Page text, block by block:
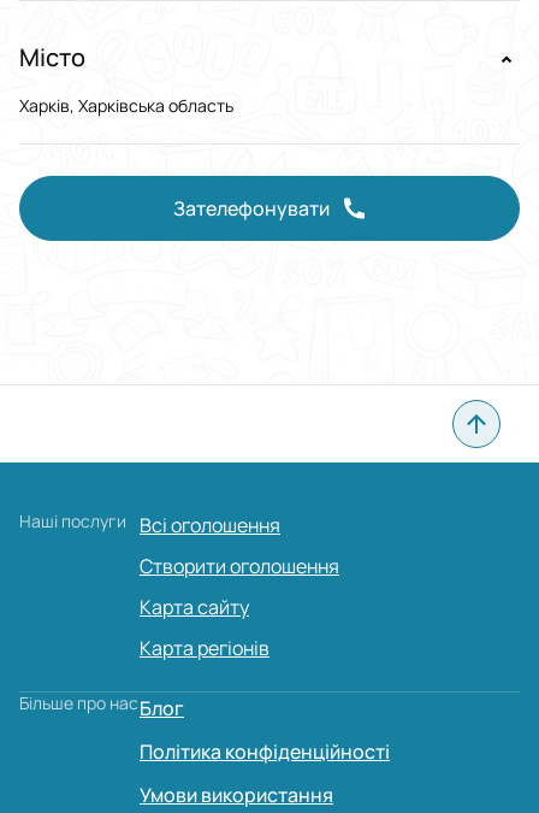
Місто
Харків, Харківська область
Зателефонувати
Наші послуги
Всі оголошення
Створити оголошення
Карта сайту
Карта регіонів
Більше про насБлог
Політика конфіденційності
Умови використання